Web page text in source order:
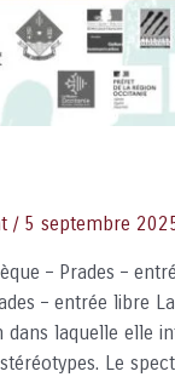
/ 5 septembre
– Prades –
– entrée libre
dans laquelle elle
Le